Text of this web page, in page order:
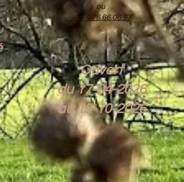
ou
+33 4.76.66.06.97
Ouvert
du 17-04-2026
au 15-10-2026